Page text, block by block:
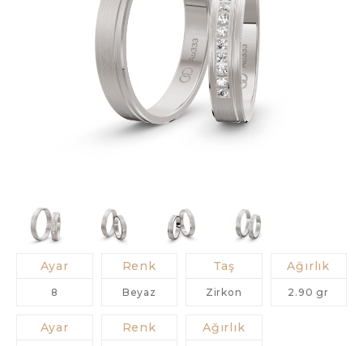
Ayar
8
Renk
Beyaz
Taş
Zirkon
Ağırlık
2.90 gr
Ayar Renk Ağırlık